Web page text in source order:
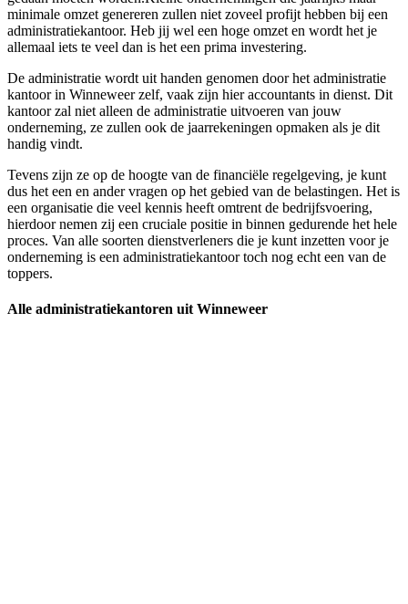
minimale omzet genereren zullen niet zoveel profijt hebben bij een
administratiekantoor. Heb jij wel een hoge omzet en wordt het je
allemaal iets te veel dan is het een prima investering.
De administratie wordt uit handen genomen door het administratie
kantoor in Winneweer zelf, vaak zijn hier accountants in dienst. Dit
kantoor zal niet alleen de administratie uitvoeren van jouw
onderneming, ze zullen ook de jaarrekeningen opmaken als je dit
handig vindt.
Tevens zijn ze op de hoogte van de financiële regelgeving, je kunt
dus het een en ander vragen op het gebied van de belastingen. Het is
een organisatie die veel kennis heeft omtrent de bedrijfsvoering,
hierdoor nemen zij een cruciale positie in binnen gedurende het hele
proces. Van alle soorten dienstverleners die je kunt inzetten voor je
onderneming is een administratiekantoor toch nog echt een van de
toppers.
Alle administratiekantoren uit Winneweer